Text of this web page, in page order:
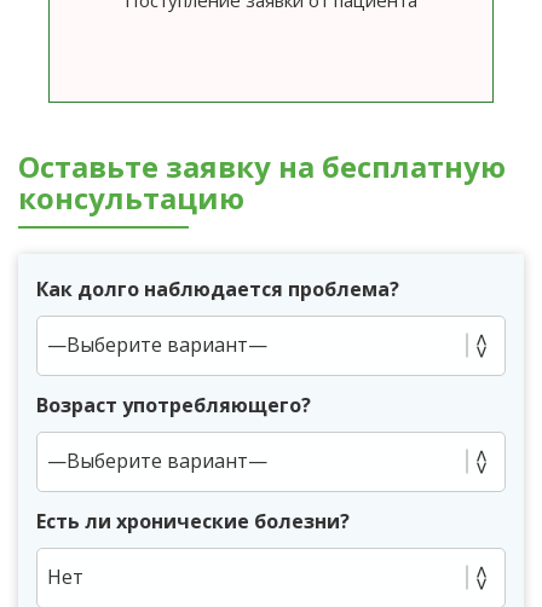
Оставьте заявку на бесплатную
консультацию
Как долго наблюдается проблема?
Возраст употребляющего?
Есть ли хронические болезни?
Нет